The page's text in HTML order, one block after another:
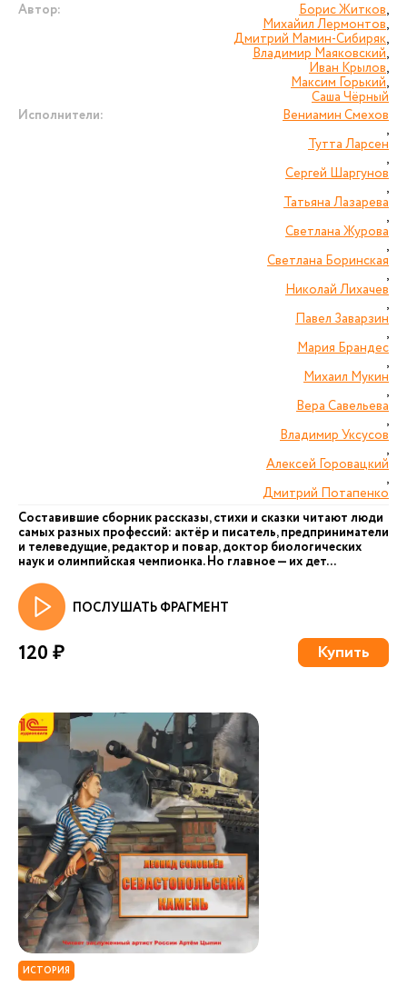
Автор: Борис Житков,
Михайил Лермонтов,
Дмитрий Мамин-Сибиряк,
Владимир Маяковский,
Иван Крылов,
Максим Горький,
Саша Чёрный
Исполнители:
Вениамин Смехов
,
Тутта Ларсен
,
Сергей Шаргунов
,
Татьяна Лазарева
,
Светлана Журова
,
Светлана Боринская
,
Николай Лихачев
,
Павел Заварзин
,
Мария Брандес
,
Михаил Мукин
,
Вера Савельева
,
Владимир Уксусов
,
Алексей Горовацкий
,
Дмитрий Потапенко
Составившие сборник рассказы, стихи и сказки читают люди
самых разных профессий: актёр и писатель, предприниматели
и телеведущие, редактор и повар, доктор биологических
наук и олимпийская чемпионка. Но главное — их дет...
ПОСЛУШАТЬ ФРАГМЕНТ
120 ₽ Купить
ИСТОРИЯ